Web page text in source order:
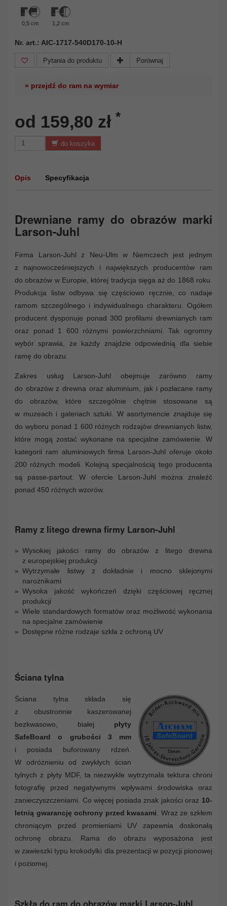
0,5 cm 1,2 cm
Nr. art.: AIC-1717-540D170-10-H
Pytania do produktu Porównaj
» przejdź do ram na wymiar
od 159,80 zł *
do koszyka
Opis Specyfikacja
Drewniane ramy do obrazów marki
Larson-Juhl
Firma Larson-Juhl z Neu-Ulm w Niemczech jest jednym
z najnowocześniejszych i największych producentów ram
do obrazów w Europie, której tradycja sięga aż do 1868 roku.
Produkcja listw odbywa się częściowo ręcznie, co nadaje
ramom szczególnego i indywidualnego charakteru. Ogółem
producent dysponuje ponad 300 profilami drewnianych ram
oraz ponad 1 600 różnymi powierzchniami. Tak ogromny
wybór sprawia, że każdy znajdzie odpowiednią dla siebie
ramę do obrazu.
Zakres usług Larson-Juhl obejmuje zarówno ramy
do obrazów z drewna oraz aluminium, jak i pozłacane ramy
do obrazów, które szczególnie chętnie stosowane są
w muzeach i galeriach sztuki. W asortymencie znajduje się
do wyboru ponad 1 600 różnych rodzajów drewnianych listw,
które mogą zostać wykonane na specjalne zamówienie. W
kategorii ram aluminiowych firma Larson-Juhl oferuje około
200 różnych modeli. Kolejną specjalnością tego producenta
są passe-partout. W ofercie Larson-Juhl można znaleźć
ponad 450 różnych wzorów.
Ramy z litego drewna firmy Larson-Juhl
Wysokiej jakości ramy do obrazów z litego drewna
z europejskiej produkcji
Wytrzymałe listwy z dokładnie i mocno sklejonymi
narożnikami
Wysoka jakość wykończeń dzięki częściowej ręcznej
produkcji
Wiele standardowych formatów oraz możliwość wykonania
na specjalne zamówienie
Dostępne różne rodzaje szkła z ochroną UV
Ściana tylna
Ściana tylna składa się
z obustronnie kaszerowanej
bezkwasowo, białej płyty
SafeBoard o grubości 3 mm
i posiada buforowany rdzeń.
W odróżnieniu od zwykłych ścian
tylnych z płyty MDF, ta niezwykle wytrzymała tektura chroni
fotografię przed negatywnymi wpływami środowiska oraz
zanieczyszczeniami. Co więcej posiada znak jakości oraz 10-
letnią gwarancję ochrony przed kwasami. Wraz ze szkłem
chroniącym przed promieniami UV zapewnia doskonałą
ochronę obrazu. Rama do obrazu wyposażona jest
w zawieszki typu krokodylki dla prezentacji w pozycji pionowej
i poziomej.
Szkła do ram do obrazów marki Larson-Juhl